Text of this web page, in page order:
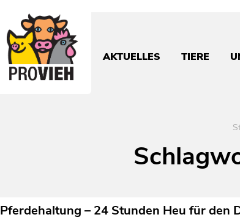
leben.AKTUELLES TIERE
Pferdehaltung – 24 Stunden Heu für den